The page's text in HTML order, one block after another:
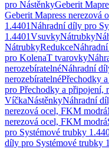
pro NástěnkyGeberit
Geberit Mapress nerezová
1.4401Náhradní díly pro
1.4401VsuvkyNátrubky
NátrubkyRedukce
pro KolenaT tvarovky
nerozebíratelnéNáhradní
nerozebíratelnéPřechodky
pro Přechodky a připojení,
VíčkaNástěnkyNáhradní
nerezová ocel, FKM modrá
nerezová ocel, FKM modrá
pro Systémové trubky
díly pro Systémové trubky